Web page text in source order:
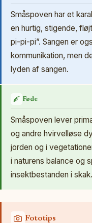
Småspoven har et
en hurtig, stigende,
pi-pi-pi”. Sangen er
kommunikation, men
lyden af sangen.
Føde
Småspoven lever
og andre hvirvelløse
jorden og i
i naturens balance og
insektbestanden i skak.
Fototips